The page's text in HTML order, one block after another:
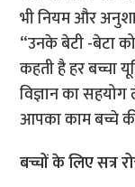
भी नियम और
“उनके बेटी -बेटा
कहती है हर बच्चा
विज्ञान का
आपका काम बच्चे
बच्चों के लिए सत्र